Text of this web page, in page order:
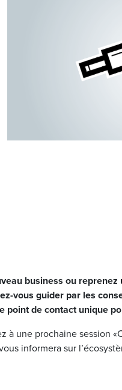
business ou
vous guider par les
point de contact unique
à une prochaine session
informera sur